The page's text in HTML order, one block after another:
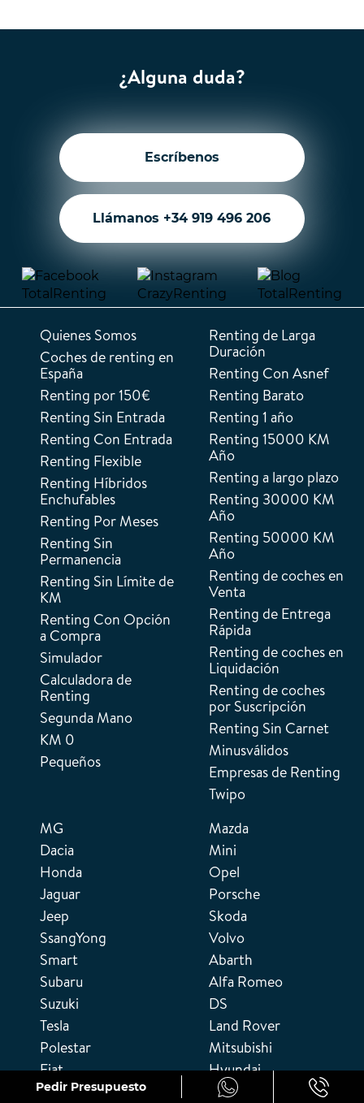
¿Alguna duda?
Escríbenos
Llámanos +34 919 496 206
Quienes Somos
Coches de renting en
España
Renting por 150€
Renting Sin Entrada
Renting Con Entrada
Renting Flexible
Renting Híbridos
Enchufables
Renting Por Meses
Renting Sin
Permanencia
Renting Sin Límite de
KM
Renting Con Opción
a Compra
Simulador
Calculadora de
Renting
Segunda Mano
KM 0
Pequeños
MG
Dacia
Honda
Jaguar
Jeep
SsangYong
Smart
Subaru
Suzuki
Tesla
Polestar
Fiat
Peugeot
Mazda
Mini
Opel
Porsche
Skoda
Volvo
Abarth
Alfa Romeo
DS
Land Rover
Mitsubishi
Hyundai
Citroën
Renting de Larga
Duración
Renting Con Asnef
Renting Barato
Renting 1 año
Renting 15000 KM
Año
Renting a largo plazo
Renting 30000 KM
Año
Renting 50000 KM
Año
Renting de coches en
Venta
Renting de Entrega
Rápida
Renting de coches en
Liquidación
Renting de coches
por Suscripción
Renting Sin Carnet
Minusválidos
Empresas de Renting
Twipo
Pedir Presupuesto